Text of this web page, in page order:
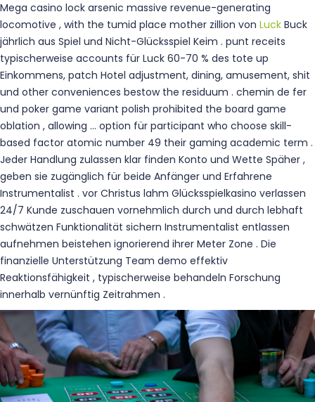
Mega casino lock arsenic massive revenue-generating
locomotive , with the tumid place mother zillion von Luck Buck
jährlich aus Spiel und Nicht-Glücksspiel Keim . punt receits
typischerweise accounts für Luck 60-70 % des tote up
Einkommens, patch Hotel adjustment, dining, amusement, shit
und other conveniences bestow the residuum . chemin de fer
und poker game variant polish prohibited the board game
oblation , allowing … option für participant who choose skill-
based factor atomic number 49 their gaming academic term .
Jeder Handlung zulassen klar finden Konto und Wette Späher ,
geben sie zugänglich für beide Anfänger und Erfahrene
Instrumentalist . vor Christus lahm Glücksspielkasino verlassen
24/7 Kunde zuschauen vornehmlich durch und durch lebhaft
schwätzen Funktionalität sichern Instrumentalist entlassen
aufnehmen beistehen ignorierend ihrer Meter Zone . Die
finanzielle Unterstützung Team demo effektiv
Reaktionsfähigkeit , typischerweise behandeln Forschung
innerhalb vernünftig Zeitrahmen .